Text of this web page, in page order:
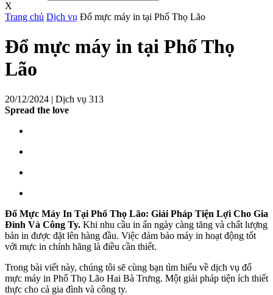
X
Trang chủ Dịch vụ Đổ mực máy in tại Phố Thọ Lão
Đổ mực máy in tại Phố Thọ
Lão
20/12/2024 | Dịch vụ 313
Spread the love
Đổ Mực Máy In Tại Phố Thọ Lão: Giải Pháp Tiện Lợi Cho Gia
Đình Và Công Ty. Khi nhu cầu in ấn ngày càng tăng và chất lượng
bản in được đặt lên hàng đầu. Việc đảm bảo máy in hoạt động tốt
với mực in chính hãng là điều cần thiết.
Trong bài viết này, chúng tôi sẽ cùng bạn tìm hiểu về dịch vụ đổ
mực máy in Phố Thọ Lão Hai Bà Trưng. Một giải pháp tiện ích thiết
thực cho cả gia đình và công ty.